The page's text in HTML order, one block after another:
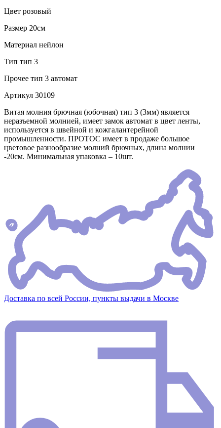
Цвет розовый
Размер 20см
Материал нейлон
Тип тип 3
Прочее тип 3 автомат
Артикул 30109
Витая молния брючная (юбочная) тип 3 (3мм) является
неразъемной молнией, имеет замок автомат в цвет ленты,
используется в швейной и кожгалантерейной
промышленности. ПРОТОС имеет в продаже большое
цветовое разнообразие молний брючных, длина молнии
-20см. Минимальная упаковка – 10шт.
Доставка по всей России, пункты выдачи в Москве